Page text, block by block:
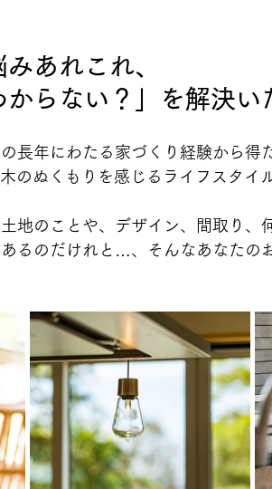
あれこれ、
らない？」を解決い
長年にわたる家づくり経験から得
のぬくもりを感じるライフスタイ
地のことや、デザイン、間取り、
るのだけれと…、そんなあなたの